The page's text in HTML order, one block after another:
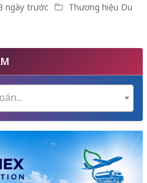
ngày trước
Thương hiệu Du